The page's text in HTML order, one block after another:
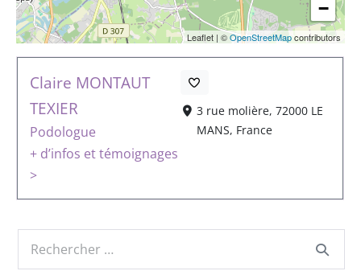
Claire MONTAUT
TEXIER
Podologue
+ d’infos et témoignages
>
3 rue molière, 72000 LE
MANS, France
−
Leaflet | ©OpenStreetMapcontributors